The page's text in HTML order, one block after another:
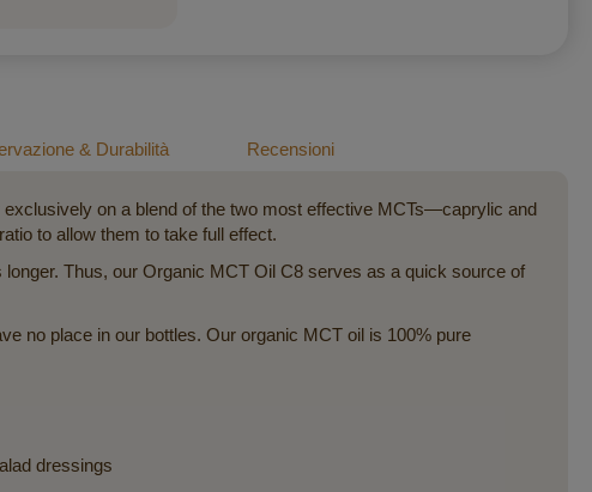
on a blend of the two most effective MCTs—caprylic and
to allow them to take full effect.
Thus, our Organic MCT Oil C8 serves as a quick source of
no place in our bottles. Our organic MCT oil is 100% pure
dressings
& Durabilità Recensioni